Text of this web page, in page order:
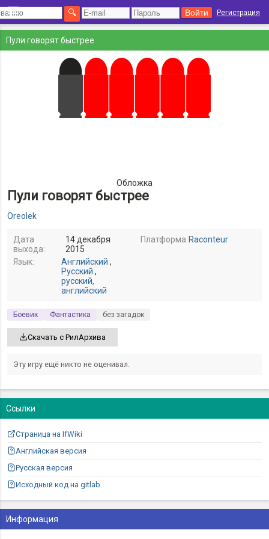
Регистрация
Пули говорят быстрее
Обложка
Пули говорят быстрее
Oreolek
Дата
выхода:
14 декабря
2015
Платформа:Raconteur
Язык: Английский ,
Русский ,
русский,
английский
Боевик Фантастика без загадок
Скачать с РилАрхива
Эту игру ещё никто не оценивал.
Ссылки
Страница на IfWiki
Английская версия
Русская версия
Исходный код на gitlab
Информация